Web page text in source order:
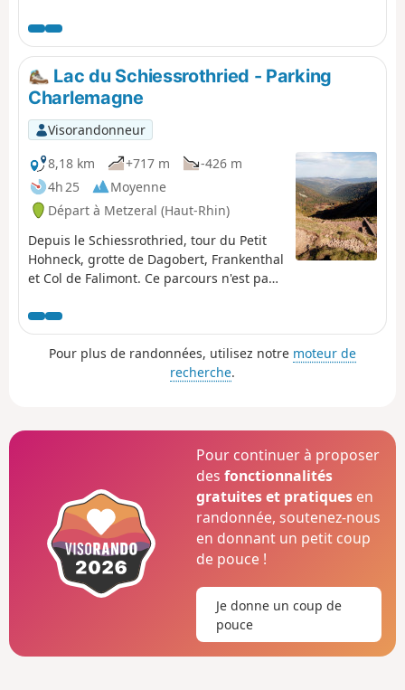
permet une progression régulière vers le Chalet des
Champis, lieu d’hébergement et de pause pour la nuit.
C'est également l'occasion de passer une nuit en cabane
non-gardée qui a (presque) tout pour plaire : isolée et à
au moins 30 min de marche de toute agglomération, en
plein milieu des chaumes, accessible à tous et toute
l'année...Il s'agit d'un incontournable du secteur.
Lac du Schiessrothried - Parking
Charlemagne
Visorandonneur
8,18 km
+717 m
-426 m
4h 25
Moyenne
Départ à Metzeral (Haut-Rhin)
Depuis le Schiessrothried, tour du Petit
Hohneck, grotte de Dagobert, Frankenthal
et Col de Falimont. Ce parcours n'est pas
entre (3), (4), (5) et (6) du 1er Novembre
au 30 Avril 2022 (Arrêté préfectoral du 18
Mai 2022).
Pour plus de randonnées, utilisez notre moteur de
recherche.
Pour continuer à proposer
desfonctionnalités
gratuites et pratiques en
randonnée, soutenez-nous
en donnant un petit coup
de pouce !
Je donne un coup de
pouce